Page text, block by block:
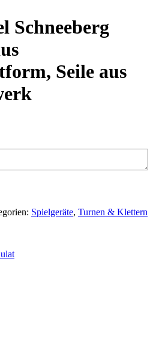
Schneeberg
Seile aus
Spielgeräte, Turnen & Klettern